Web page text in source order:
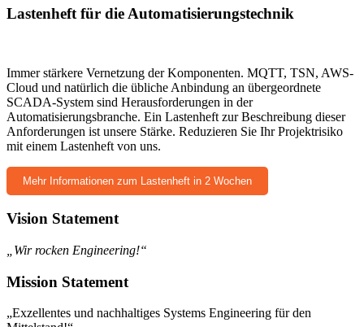
Lastenheft für die Automatisierungstechnik
Immer stärkere Vernetzung der Komponenten. MQTT, TSN, AWS-
Cloud und natürlich die übliche Anbindung an übergeordnete
SCADA-System sind Herausforderungen in der
Automatisierungsbranche. Ein Lastenheft zur Beschreibung dieser
Anforderungen ist unsere Stärke. Reduzieren Sie Ihr Projektrisiko
mit einem Lastenheft von uns.
Mehr Informationen zum Lastenheft in 2 Wochen
Vision Statement
„Wir rocken Engineering!“
Mission Statement
„Exzellentes und nachhaltiges Systems Engineering für den